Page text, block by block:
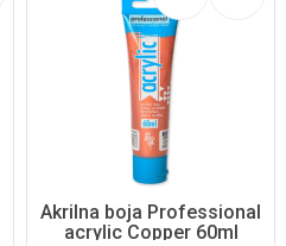
Akrilna boja Professional
acrylic Copper 60ml